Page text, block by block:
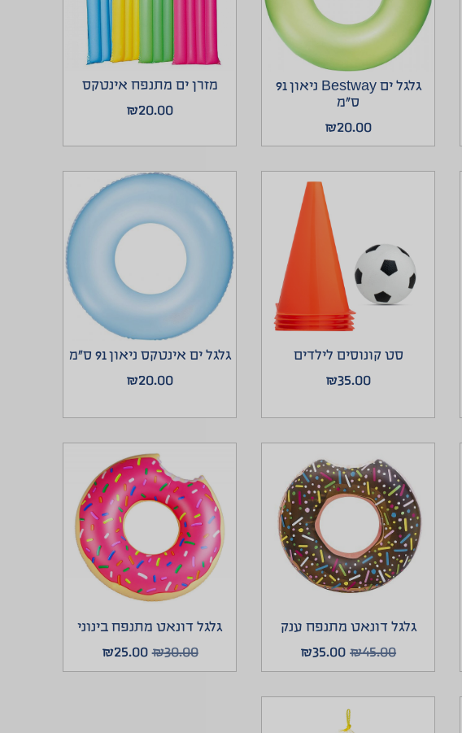
גלגל ים Bestway ניאון 91
ס”מ
₪20.00
מזרן ים מתנפח אינטקס
₪20.00
סט קונוסים לילדים
₪35.00
גלגל ים אינטקס ניאון 91 ס”מ
₪20.00
גלגל דונאט מתנפח ענק
₪45.00
₪35.00
גלגל דונאט מתנפח בינוני
₪30.00
₪25.00